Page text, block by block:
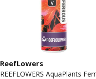
ReefLowers
REEFLOWERS AquaPlants